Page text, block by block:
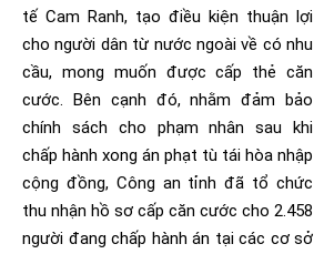
tế Cam Ranh, tạo điều kiện thuận lợi
cho người dân từ nước ngoài về có nhu
cầu, mong muốn được cấp thẻ căn
cước. Bên cạnh đó, nhằm đảm bảo
chính sách cho phạm nhân sau khi
chấp hành xong án phạt tù tái hòa nhập
cộng đồng, Công an tỉnh đã tổ chức
thu nhận hồ sơ cấp căn cước cho 2.458
người đang chấp hành án tại các cơ sở